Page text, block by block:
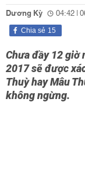
Dương Kỳ 04:42 |
15
Chia sẻ
Chưa đầy 12 giờ
2017 sẽ được
Thuỳ hay Mâu
không ngừng.